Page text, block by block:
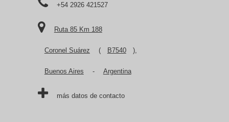
+54 2926 421527
Ruta 85 Km 188
Coronel Suárez ( B7540 ),
Buenos Aires - Argentina
más datos de contacto